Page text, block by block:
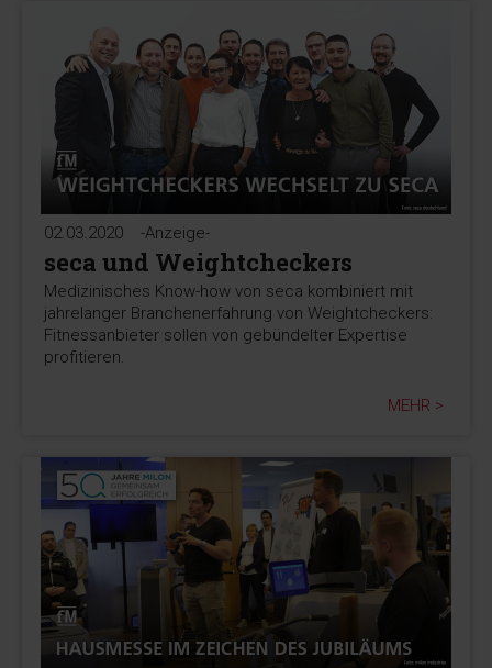
02.03.2020 -Anzeige-
seca und Weightcheckers
Medizinisches Know-how von seca kombiniert mit
jahrelanger Branchenerfahrung von Weightcheckers:
Fitnessanbieter sollen von gebündelter Expertise
profitieren.
MEHR >